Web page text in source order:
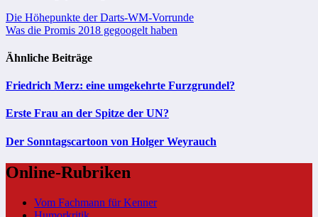
Beitragsnavigation
Die Höhepunkte der Darts-WM-Vorrunde
Was die Promis 2018 gegoogelt haben
Ähnliche Beiträge
Friedrich Merz: eine umgekehrte Furzgrundel?
Erste Frau an der Spitze der UN?
Der Sonntagscartoon von Holger Weyrauch
Online-Rubriken
Vom Fachmann für Kenner